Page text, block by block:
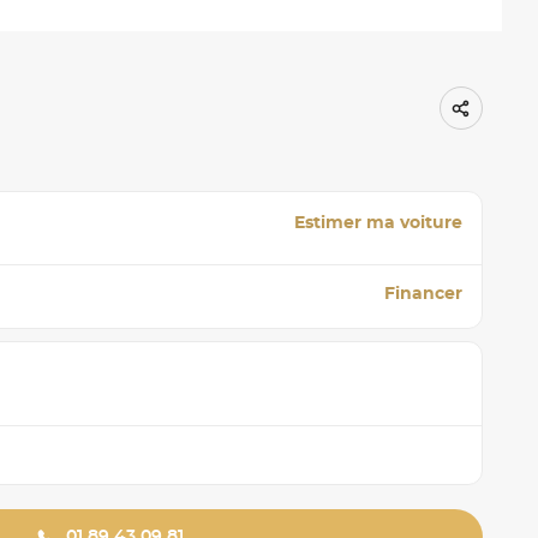
Estimer ma voiture
Financer